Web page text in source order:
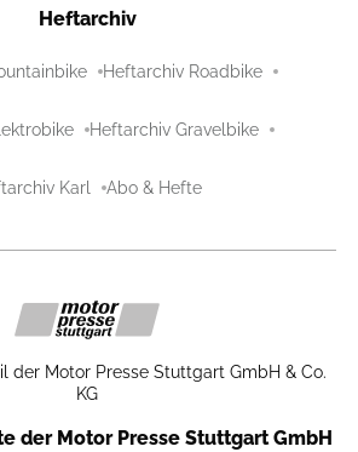
Heftarchiv
Heftarchiv Roadbike
Heftarchiv Gravelbike
Karl Abo & Hefte
der Motor Presse Stuttgart GmbH & Co.
KG
der Motor Presse Stuttgart GmbH